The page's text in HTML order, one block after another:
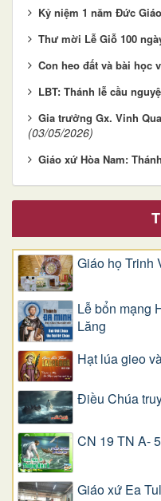
Kỷ niệm 1 năm Đức
Thư mời Lễ Giỗ 100
Con heo đất và bài học
LBT: Thánh lễ cầu
Gia trưởng Gx. Vinh
(03/05/2026)
Giáo xứ Hòa Nam:
Giáo họ Trinh
Lễ bổn mạng
Lăng
Hạt lúa gieo
Điều Chúa
CN 19 TN A-
Giáo xứ Ea